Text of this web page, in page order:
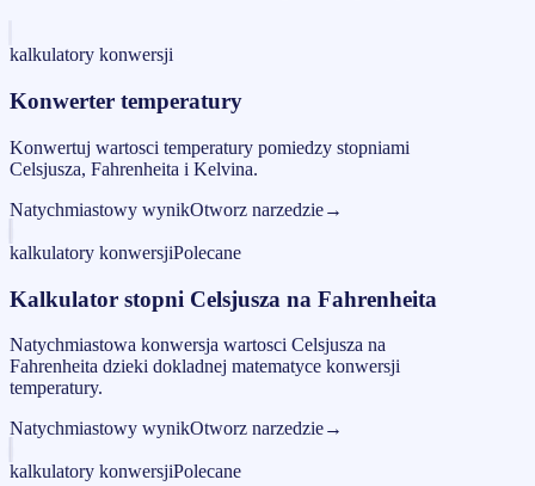
kalkulatory konwersji
Konwerter temperatury
Konwertuj wartosci temperatury pomiedzy stopniami
Celsjusza, Fahrenheita i Kelvina.
Natychmiastowy wynikOtworz narzedzie→
kalkulatory konwersjiPolecane
Kalkulator stopni Celsjusza na Fahrenheita
Natychmiastowa konwersja wartosci Celsjusza na
Fahrenheita dzieki dokladnej matematyce konwersji
temperatury.
Natychmiastowy wynikOtworz narzedzie→
kalkulatory konwersjiPolecane